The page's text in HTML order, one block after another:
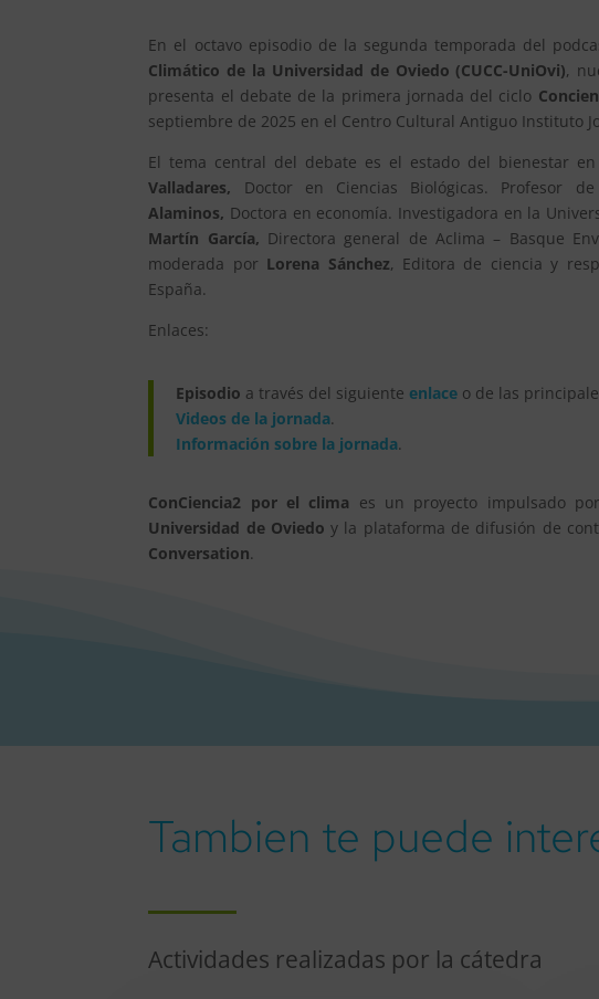
En el octavo episodio de la segunda temporada del
Climático de la Universidad de Oviedo (CUCC-UniOvi),
presenta el debate de la primera jornada del ciclo
septiembre de 2025 en el Centro Cultural Antiguo Instituto
El tema central del debate es el estado del bienestar
Valladares, Doctor en Ciencias Biológicas. Profesor
Alaminos, Doctora en economía. Investigadora en la
Martín García, Directora general de Aclima – Basque
moderada por Lorena Sánchez, Editora de ciencia y
España.
Enlaces:
Episodio a través del siguiente enlace o de las
Videos de la jornada.
Información sobre la jornada.
ConCiencia2 por el clima es un proyecto impulsado
Universidad de Oviedo y la plataforma de difusión de
Conversation.
Tambien te puede
Actividades realizadas por la cátedra